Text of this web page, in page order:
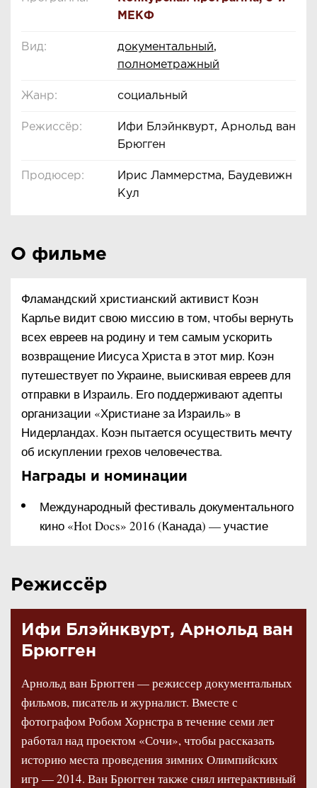
МЕКФ
Вид: документальный,
полнометражный
Жанр: социальный
Режиссёр:
Ифи Блэйнквурт, Арнольд ван
Брюгген
Продюсер:
Ирис Ламмерстма, Баудевижн
Кул
О фильме
Фламандский христианский активист Коэн
Карлье видит свою миссию в том, чтобы вернуть
всех евреев на родину и тем самым ускорить
возвращение Иисуса Христа в этот мир. Коэн
путешествует по Украине, выискивая евреев для
отправки в Израиль. Его поддерживают адепты
организации «Христиане за Израиль» в
Нидерландах. Коэн пытается осуществить мечту
об искуплении грехов человечества.
Награды и номинации
Международный фестиваль документального
кино «Hot Docs» 2016 (Канада) — участие
Режиссёр
Ифи Блэйнквурт, Арнольд ван
Брюгген
Арнольд ван Брюгген — режиссер документальных
фильмов, писатель и журналист. Вместе с
фотографом Робом Хорнстра в течение семи лет
работал над проектом «Сочи», чтобы рассказать
историю места проведения зимних Олимпийских
игр — 2014. Ван Брюгген также снял интерактивный